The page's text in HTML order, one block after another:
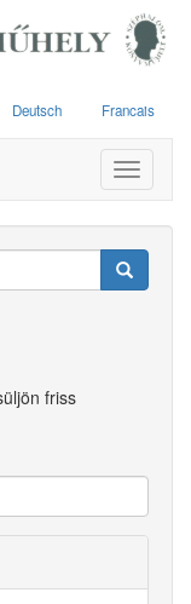
Deutsch Francais
Toggle
friss